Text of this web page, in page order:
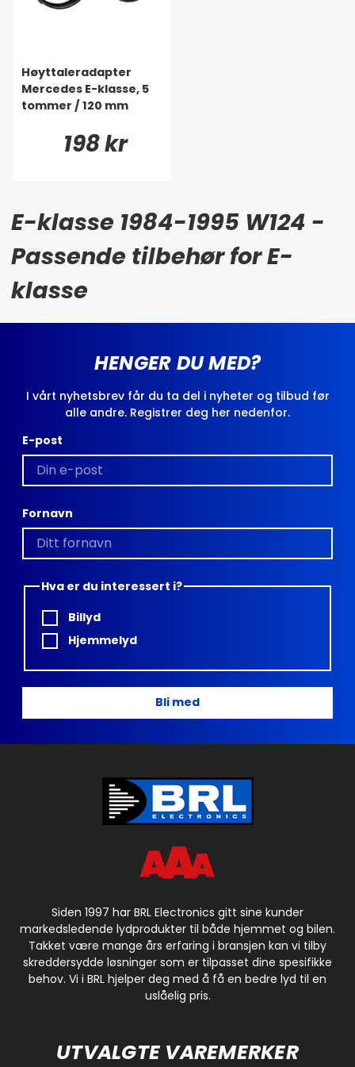
Høyttaleradapter
Mercedes E-klasse, 5
tommer / 120 mm
198 kr
E-klasse 1984-1995 W124 -
Passende tilbehør for E-
klasse
HENGER DU MED?
I vårt nyhetsbrev får du ta del i nyheter og tilbud før
alle andre. Registrer deg her nedenfor.
E-post
Fornavn
Hva er du interessert i?
Billyd
Hjemmelyd
Bli med
Siden 1997 har BRL Electronics gitt sine kunder
markedsledende lydprodukter til både hjemmet og bilen.
Takket være mange års erfaring i bransjen kan vi tilby
skreddersydde løsninger som er tilpasset dine spesifikke
behov. Vi i BRL hjelper deg med å få en bedre lyd til en
uslåelig pris.
UTVALGTE VAREMERKER